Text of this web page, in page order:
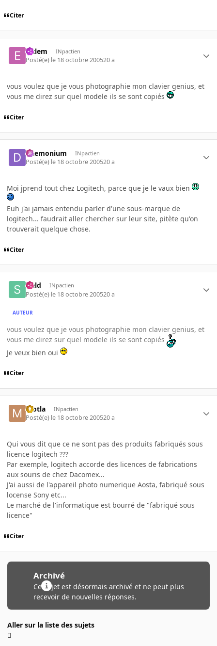
Citer
elclem INpactien
Posté(e) le 18 octobre 200520 a
vous voulez que je vous photographie mon clavier genius, et
vous me direz sur quel modele ils se sont copiés
Citer
Daemonium INpactien
Posté(e) le 18 octobre 200520 a
Moi jprend tout chez Logitech, parce que je le vaux bien
Euh j'ai jamais entendu parler d'une sous-marque de
logitech... faudrait aller chercher sur leur site, pitète qu'on
trouverait quelque chose.
Citer
sield INpactien
Posté(e) le 18 octobre 200520 a
AUTEUR
vous voulez que je vous photographie mon clavier genius, et
vous me direz sur quel modele ils se sont copiés
Je veux bien oui
Citer
motla INpactien
Posté(e) le 18 octobre 200520 a
Qui vous dit que ce ne sont pas des produits fabriqués sous
licence logitech ???
Par exemple, logitech accorde des licences de fabrications
aux souris de chez Dacomex...
J'ai aussi de l'appareil photo numerique Aosta, fabriqué sous
locense Sony etc...
Le marché de l'informatique est bourré de "fabriqué sous
licence"
Citer
Archivé
Ce sujet est désormais archivé et ne peut plus
recevoir de nouvelles réponses.
Aller sur la liste des sujets